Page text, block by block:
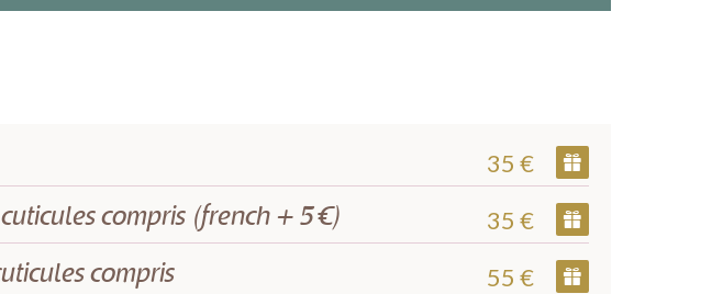
35 €
compris (french + 5 €) 35 €
compris 55 €